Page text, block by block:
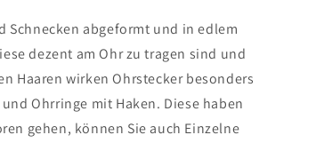
Schnecken abgeformt und in edlem
dezent am Ohr zu tragen sind und
Haaren wirken Ohrstecker besonders
Ohrringe mit Haken. Diese haben
gehen, können Sie auch Einzelne